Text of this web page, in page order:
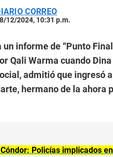
CORREO
12/2024, 10:31 p.m.
un informe de “Punto
Qali Warma cuando
admitió que ingresó
hermano de la ahora
Policías implicados